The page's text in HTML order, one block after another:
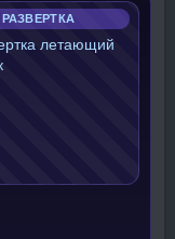
РАЗВЕРТКА